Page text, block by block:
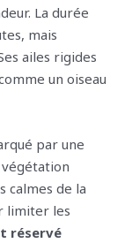
La durée
mais
ailes rigides
un oiseau
par une
calmes de la
limiter les
réservé